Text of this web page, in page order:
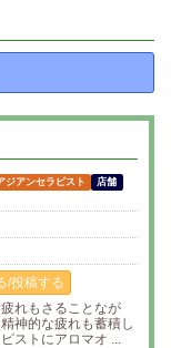
ジアンセラピスト
店舗
/投稿する
れもさることなが
神的な疲れも蓄積し
ストにアロマオ ...